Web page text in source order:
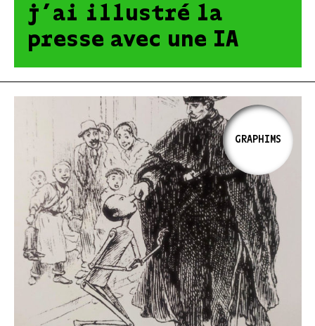
j’ai illustré la
presse avec une IA
GRAPHIMS